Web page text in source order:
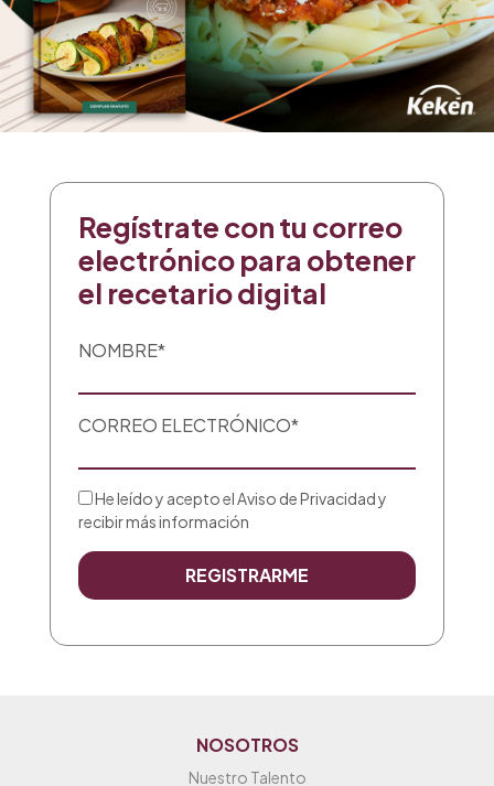
Regístrate con tu correo
electrónico para obtener
el recetario digital
NOMBRE*
CORREO ELECTRÓNICO*
He leído y acepto elAviso de Privacidady
recibir más información
NOSOTROS
Nuestro Talento